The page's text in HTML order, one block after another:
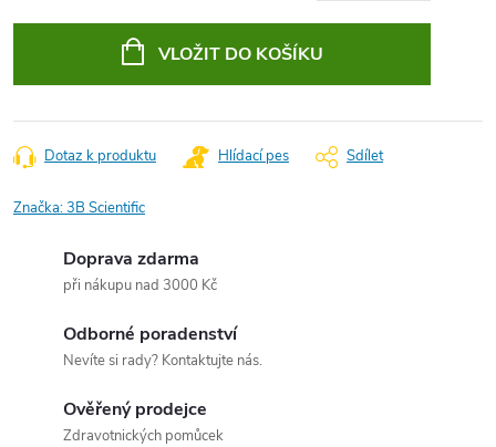
VLOŽIT DO KOŠÍKU
Dotaz k produktu Hlídací pes Sdílet
Značka:3B Scientific
Doprava zdarma
při nákupu nad 3000 Kč
Odborné poradenství
Nevíte si rady? Kontaktujte nás.
Ověřený prodejce
Zdravotnických pomůcek